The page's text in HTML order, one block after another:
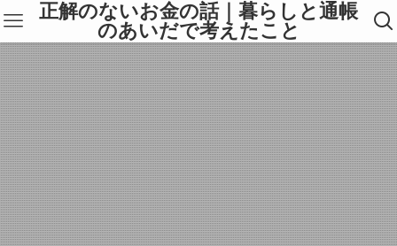
正解のないお金の話｜暮らしと通帳
のあいだで考えたこと